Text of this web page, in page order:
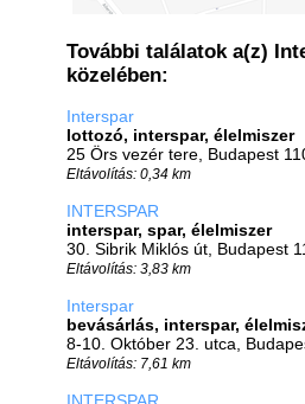
További találatok a(z)
közelében:
Interspar
lottozó, interspar, élelmiszer
25 Örs vezér tere, Budapest
Eltávolítás: 0,34 km
INTERSPAR
interspar, spar, élelmiszer
30. Sibrik Miklós út, Budapest
Eltávolítás: 3,83 km
Interspar
bevásárlás, interspar,
8-10. Október 23. utca,
Eltávolítás: 7,61 km